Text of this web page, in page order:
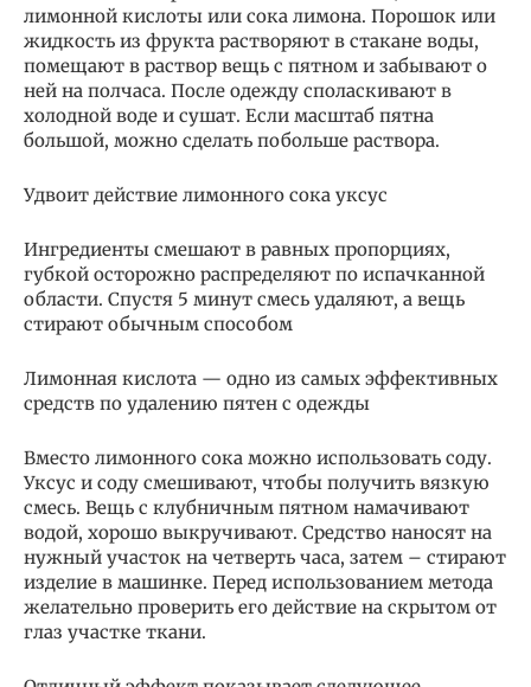
лимонной кислоты или сока лимона. Порошок или
жидкость из фрукта растворяют в стакане воды,
помещают в раствор вещь с пятном и забывают о
ней на полчаса. После одежду споласкивают в
холодной воде и сушат. Если масштаб пятна
большой, можно сделать побольше раствора.
Удвоит действие лимонного сока уксус
Ингредиенты смешают в равных пропорциях,
губкой осторожно распределяют по испачканной
области. Спустя 5 минут смесь удаляют, а вещь
стирают обычным способом
Лимонная кислота — одно из самых эффективных
средств по удалению пятен с одежды
Вместо лимонного сока можно использовать соду.
Уксус и соду смешивают, чтобы получить вязкую
смесь. Вещь с клубничным пятном намачивают
водой, хорошо выкручивают. Средство наносят на
нужный участок на четверть часа, затем – стирают
изделие в машинке. Перед использованием метода
желательно проверить его действие на скрытом от
глаз участке ткани.